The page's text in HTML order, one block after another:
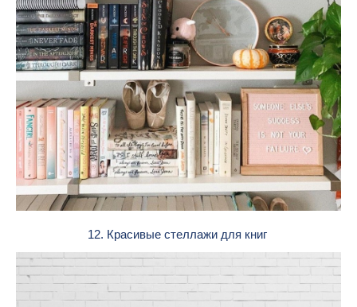
12. Красивые стеллажи для книг